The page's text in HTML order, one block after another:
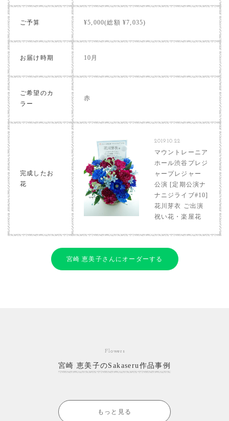
ご予算 ¥5,000(総額 ¥7,035)
お届け時期 10月
ご希望のカ
ラー
赤
完成したお
花
2019.10.22
マウントレーニア
ホール渋谷プレジ
ャープレジャー
公演 [定期公演ナ
ナニジライブ#10]
花川芽衣 ご出演
祝い花・楽屋花
宮崎 恵美子さんにオーダーする
Flowers
宮崎 恵美子のSakaseru作品事例
もっと見る